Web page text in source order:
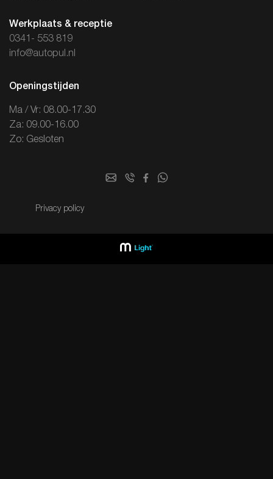
Werkplaats & receptie
0341- 553 819
info@autopul.nl
Openingstijden
Ma / Vr: 08.00-17.30
Za: 09.00-16.00
Zo: Gesloten
Privacy policy